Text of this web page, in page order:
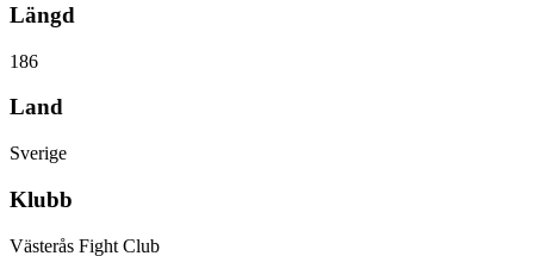
Längd
186
Land
Sverige
Klubb
Västerås Fight Club